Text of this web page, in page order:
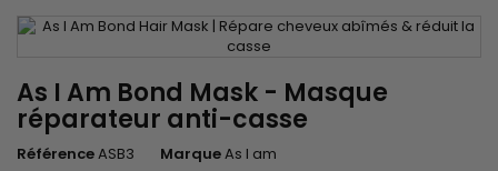
As I Am Bond Mask - Masque
réparateur anti-casse
RéférenceASB3 MarqueAs I am